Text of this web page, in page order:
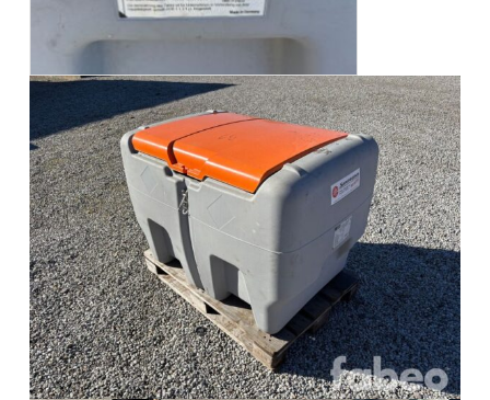
Marknadsföring
Genom att dela
intressen och ditt
chansen att få se
personligt
anpassat innehåll
och erbjudanden.